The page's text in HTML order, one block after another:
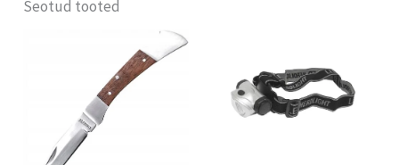
Seotud tooted